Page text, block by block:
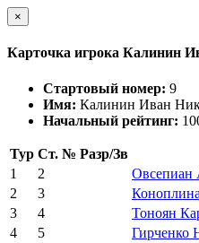
×
Карточка игрока Калинин
Стартовый номер: 9
Имя: Калинин Иван
Начальный рейтинг:
Тур Ст. № Разр/Зв
1
2 Овсепиан
2
3
3
4 Тоноян
4
5 Гирченко